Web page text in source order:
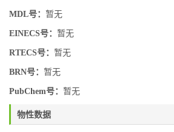
MDL号： 暂无
EINECS号： 暂无
RTECS号： 暂无
BRN号： 暂无
PubChem号： 暂无
物性数据